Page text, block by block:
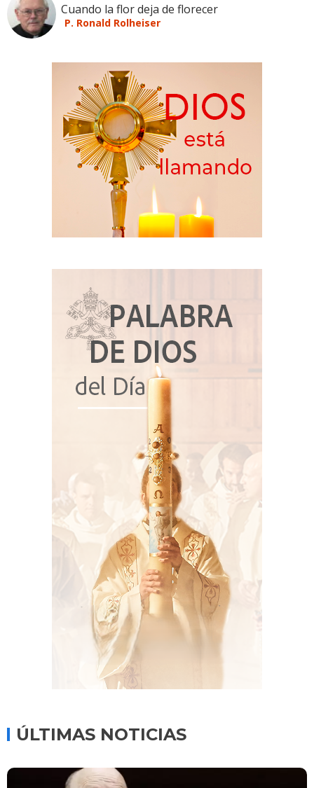
Cuando la flor deja de florecer
P. Ronald Rolheiser
ÚLTIMAS NOTICIAS